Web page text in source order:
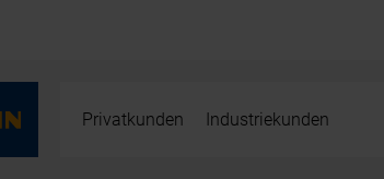
Privatkunden Industriekunden